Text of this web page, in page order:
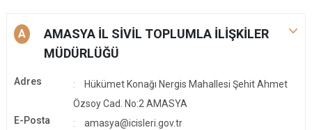
A
AMASYA İL SİVİL TOPLUMLA İLİŞKİLER
MÜDÜRLÜĞÜ
Adres
Hükümet Konağı Nergis Mahallesi Şehit Ahmet
Özsoy Cad. No:2 AMASYA
E-Posta
amasya@icisleri.gov.tr